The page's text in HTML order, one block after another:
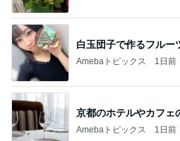
白玉団子で作るフルー
Amebaトピックス 1日前
京都のホテルやカフェ
Amebaトピックス 1日前